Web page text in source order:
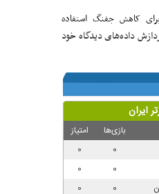
کاهش جفنگ استفاده
داده‌های دیدگاه خود